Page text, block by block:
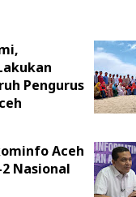
Pengurus
Aceh
Nasional